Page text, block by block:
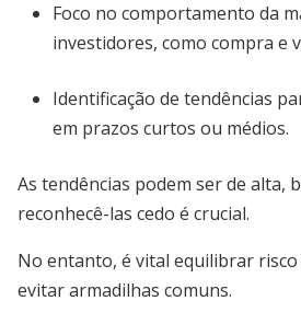
Foco no comportamento da
investidores, como compra e
Identificação de tendências
em prazos curtos ou médios.
As tendências podem ser de alta,
reconhecê-las cedo é crucial.
No entanto, é vital equilibrar
evitar armadilhas comuns.